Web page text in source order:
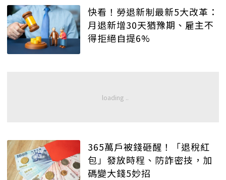
快看！勞退新制最新5大改革：
月退新增30天猶豫期、雇主不
得拒絕自提6%
365萬戶被錢砸醒！「退稅紅
包」發放時程、防詐密技，加
碼變大錢5妙招